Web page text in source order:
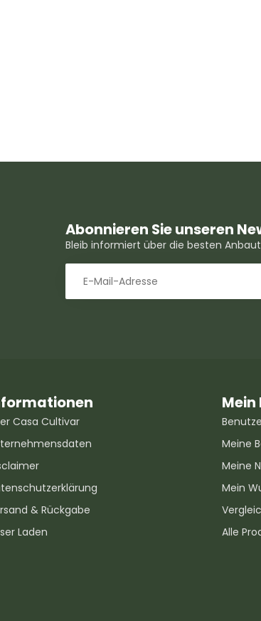
Abonnieren Sie unseren
Bleib informiert über die besten
Casa Cultivar
& Rückgabe
Laden
Meine
Meine
Mein
Alle